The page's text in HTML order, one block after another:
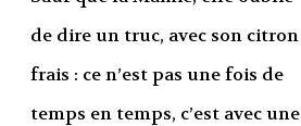
de dire un truc, avec son citron
frais : ce n’est pas une fois de
temps en temps, c’est avec une